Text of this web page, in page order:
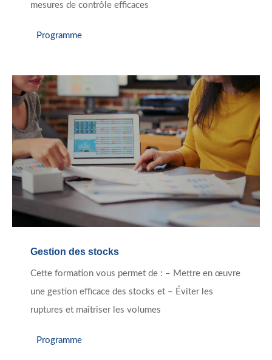
mesures de contrôle efficaces
Programme
Gestion des stocks
Cette formation vous permet de : – Mettre en œuvre
une gestion efficace des stocks et – Éviter les
ruptures et maîtriser les volumes
Programme